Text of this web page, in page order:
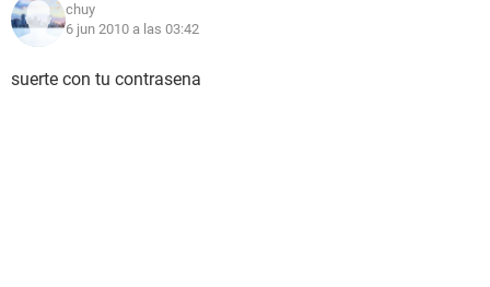
chuy
6 jun 2010 a las 03:42
suerte con tu contrasena